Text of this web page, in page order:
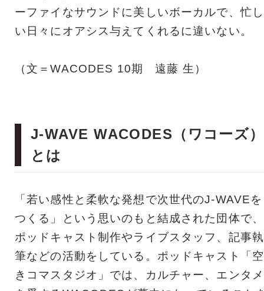
ーファイなサウンドに美しいボーカルで、忙し
い日々にオアシス与えてくれるに違いない。
（文＝WACODES 10期 遠藤 生）
J-WAVE WACODES（ワコーズ）
とは
「若い感性と柔軟な発想で次世代のJ-WAVEを
つくる」という思いのもと結成された団体で、
ポッドキャスト制作やライブスタッフ、記事執
筆などの活動をしている。ポッドキャスト「空
きコマスタジオ」では、カルチャー、エンタメ